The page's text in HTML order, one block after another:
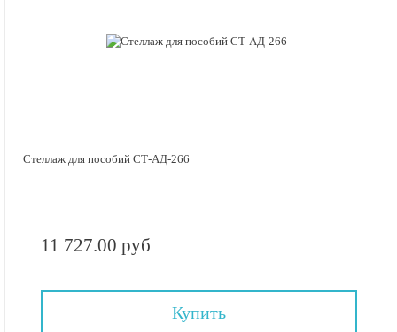
Стеллаж для пособий СТ-АД-266
11 727.00 руб
Купить